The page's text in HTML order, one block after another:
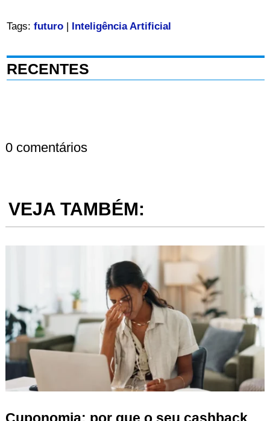
Tags: futuro| Inteligência Artificial
RECENTES
0 comentários
VEJA TAMBÉM: